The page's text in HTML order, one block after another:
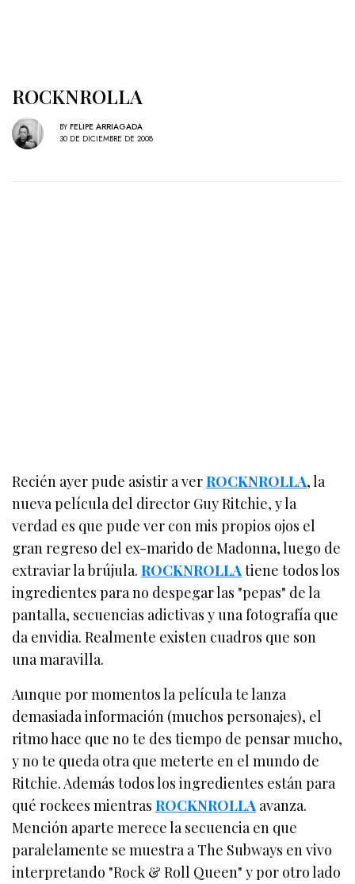
ROCKNROLLA
BY FELIPE ARRIAGADA
30 DE DICIEMBRE DE 2008
Recién ayer pude asistir a verROCKNROLLA, la
nueva película del director Guy Ritchie, y la
verdad es que pude ver con mis propios ojos el
gran regreso del ex-marido de Madonna, luego de
extraviar la brújula.ROCKNROLLAtiene todos los
ingredientes para no despegar las "pepas" de la
pantalla, secuencias adictivas y una fotografía que
da envidia. Realmente existen cuadros que son
una maravilla.
Aunque por momentos la película te lanza
demasiada información (muchos personajes), el
ritmo hace que no te des tiempo de pensar mucho,
y no te queda otra que meterte en el mundo de
Ritchie. Además todos los ingredientes están para
qué rockees mientrasROCKNROLLA avanza.
Mención aparte merece la secuencia en que
paralelamente se muestra a The Subways en vivo
interpretando "Rock & Roll Queen" y por otro lado